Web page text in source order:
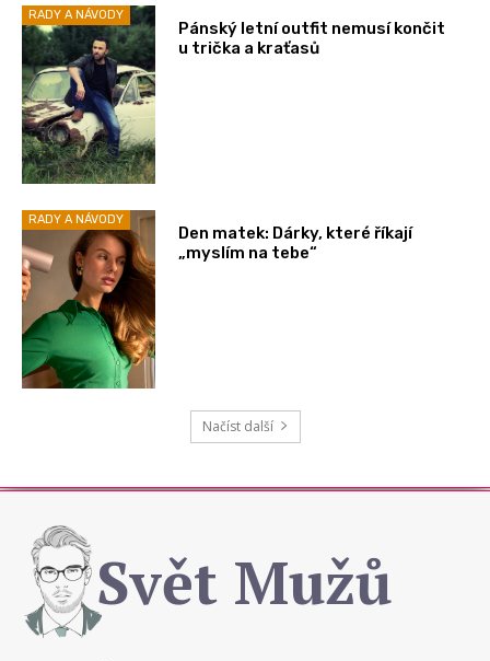
RADY A NÁVODY
Pánský letní outfit nemusí končit
u trička a kraťasů
RADY A NÁVODY
Den matek: Dárky, které říkají
„myslím na tebe“
Načíst další
Svět Mužů